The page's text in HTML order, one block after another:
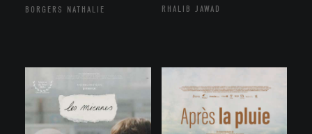
BORGERS NATHALIE RHALIB JAWAD